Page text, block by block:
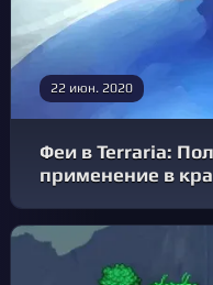
22 июн. 2020
Феи в Terraria:
применение в